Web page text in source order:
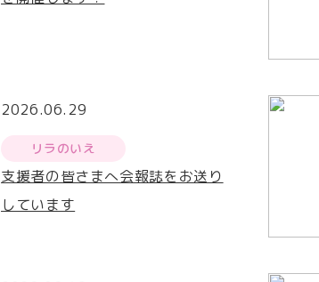
2026.06.29
リラのいえ
支援者の皆さまへ会報誌をお送り
しています